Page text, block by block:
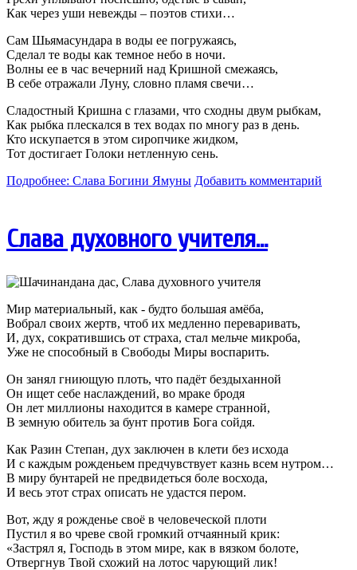
Как через уши невежды – поэтов стихи…
Сам Шьямасундара в воды ее погружаясь,
Сделал те воды как темное небо в ночи.
Волны ее в час вечерний над Кришной смежаясь,
В себе отражали Луну, словно пламя свечи…
Сладостный Кришна с глазами, что сходны двум рыбкам,
Как рыбка плескался в тех водах по многу раз в день.
Кто искупается в этом сиропчике жидком,
Тот достигает Голоки нетленную сень.
Подробнее: Слава Богини Ямуны Добавить комментарий
Слава духовного учителя…
Мир материальный, как - будто большая амёба,
Вобрал своих жертв, чтоб их медленно переваривать,
И, дух, сократившись от страха, стал мельче микроба,
Уже не способный в Свободы Миры воспарить.
Он занял гниющую плоть, что падёт бездыханной
Он ищет себе наслаждений, во мраке бродя
Он лет миллионы находится в камере странной,
В земную обитель за бунт против Бога сойдя.
Как Разин Степан, дух заключен в клети без исхода
И с каждым рожденьем предчувствует казнь всем нутром…
В миру бунтарей не предвидеться боле восхода,
И весь этот страх описать не удастся пером.
Вот, жду я рожденье своё в человеческой плоти
Пустил я во чреве свой громкий отчаянный крик:
«Застрял я, Господь в этом мире, как в вязком болоте,
Отвергнув Твой схожий на лотос чарующий лик!